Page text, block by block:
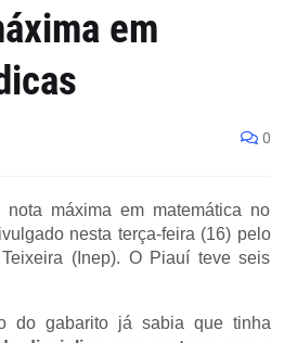
em
0
máxima em matemática no
nesta terça-feira (16) pelo
(Inep). O Piauí teve seis
do gabarito já sabia que tinha